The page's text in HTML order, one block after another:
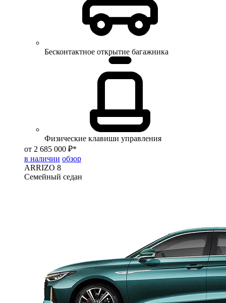
Бесконтактное открытие багажника
Физические клавиши управления
от 2 685 000 ₽*
в наличии обзор
ARRIZO 8
Семейный седан